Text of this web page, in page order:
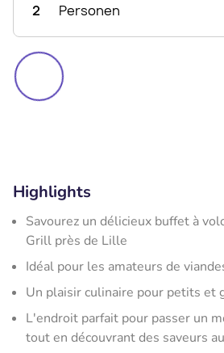
2 Personen
Highlights
Savourez un délicieux buffet à
Grill près de Lille
Idéal pour les amateurs de
Un plaisir culinaire pour petits et
L'endroit parfait pour passer un
tout en découvrant des saveurs